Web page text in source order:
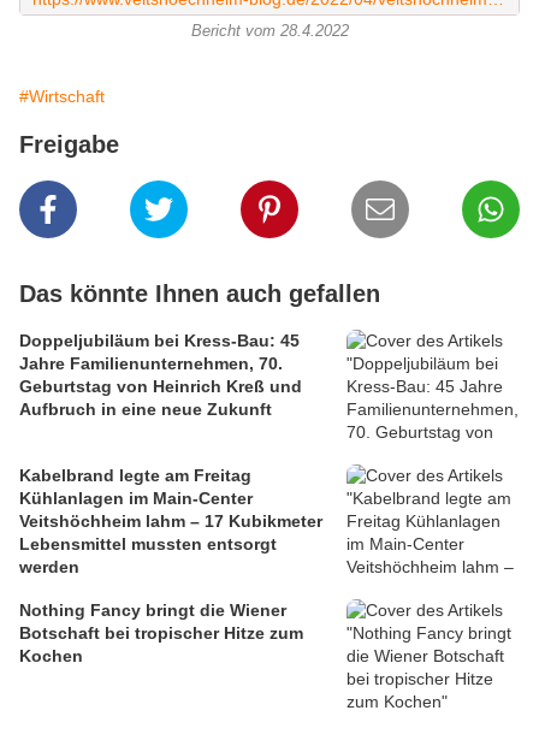
Bericht vom 28.4.2022
#Wirtschaft
Freigabe
Das könnte Ihnen auch gefallen
Doppeljubiläum bei Kress-Bau: 45
Jahre Familienunternehmen, 70.
Geburtstag von Heinrich Kreß und
Aufbruch in eine neue Zukunft
Kabelbrand legte am Freitag
Kühlanlagen im Main-Center
Veitshöchheim lahm – 17 Kubikmeter
Lebensmittel mussten entsorgt
werden
Nothing Fancy bringt die Wiener
Botschaft bei tropischer Hitze zum
Kochen